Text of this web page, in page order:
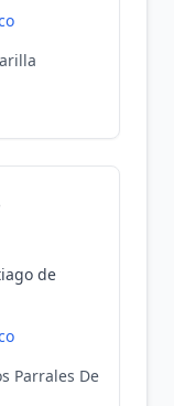
de
Parrales De